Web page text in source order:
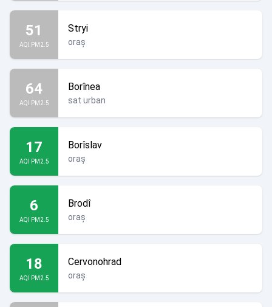
51
AQI PM2.5
Stryi
oraș
64
AQI PM2.5
Borînea
sat urban
17
AQI PM2.5
Borîslav
oraș
6
AQI PM2.5
Brodî
oraș
18
AQI PM2.5
Cervonohrad
oraș